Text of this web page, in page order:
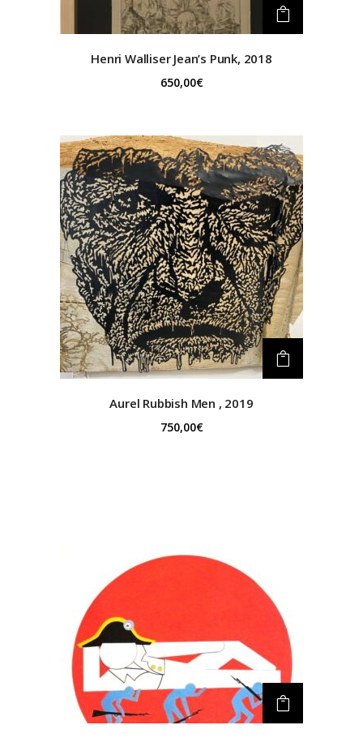
Henri Walliser Jean’s Punk, 2018
650,00€
Aurel Rubbish Men , 2019
750,00€